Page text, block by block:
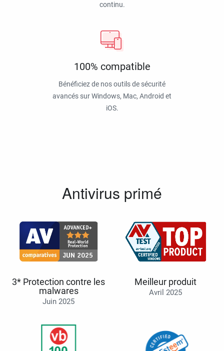
continu.
100% compatible
Bénéficiez de nos outils de sécurité
avancés sur Windows, Mac, Android et
iOS.
Antivirus primé
3* Protection contre les
malwares
Juin 2025
Meilleur produit
Avril 2025